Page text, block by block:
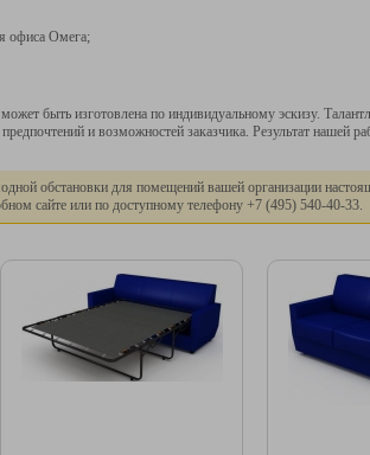
офиса Омега;
быть изготовлена по индивидуальному эскизу.
и возможностей заказчика. Результат
обстановки для помещений вашей организации
сайте или по доступному телефону +7 (495) 540-40-33.